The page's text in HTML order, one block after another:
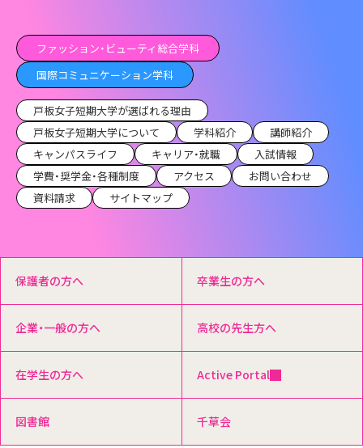
ファッション・ビューティ総合学科
国際コミュニケーション学科
戸板女子短期大学が選ばれる理由
戸板女子短期大学について
学科紹介
講師紹介
キャンパスライフ
キャリア・就職
入試情報
学費・奨学金・各種制度
アクセス
お問い合わせ
資料請求
サイトマップ
保護者の方へ 卒業生の方へ
企業・一般の方へ 高校の先生方へ
在学生の方へ Active Portal
図書館 千草会